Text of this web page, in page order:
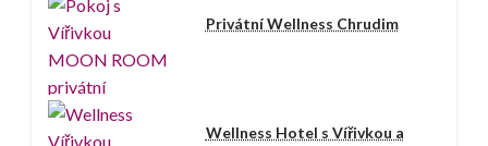
Privátní Wellness Chrudim
Wellness Hotel s Vířivkou a